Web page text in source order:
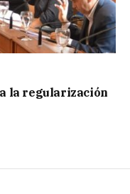
la regularización